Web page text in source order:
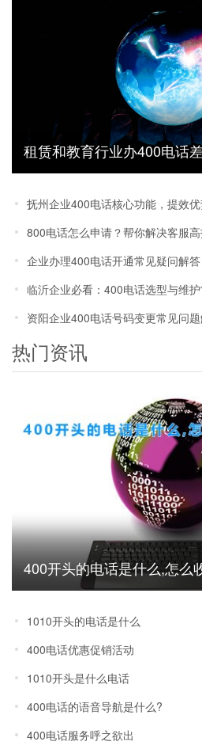
租赁和教育行业办400电话
议
抚州企业400电话核心功能，提效
800电话怎么申请？帮你解决客服
企业办理400电话开通常见疑问解
临沂企业必看：400电话选型与维
资阳企业400电话号码变更常见问
热门资讯
400开头的电话是什么,怎么
1010开头的电话是什么
400电话优惠促销活动
1010开头是什么电话
400电话的语音导航是什么?
400电话服务呼之欲出